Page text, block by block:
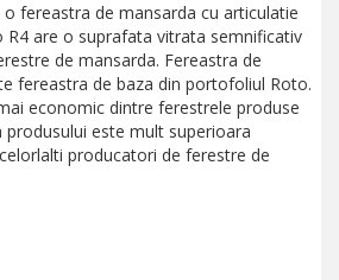
fereastra de mansarda cu articulatie
R4 are o suprafata vitrata semnificativ
de mansarda. Fereastra de
fereastra de baza din portofoliul Roto.
economic dintre ferestrele produse
este mult superioara
producatori de ferestre de